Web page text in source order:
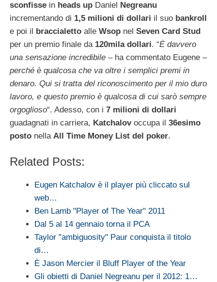
sconfisse in heads up Daniel Negreanu
incrementando di 1,5 milioni di dollari il suo bankroll
e poi il braccialetto alle Wsop nel Seven Card Stud
per un premio finale da 120mila dollari. “È davvero
una sensazione incredibile – ha commentato Eugene –
perché è qualcosa che va oltre i semplici premi in
denaro. Qui si tratta del riconoscimento per il mio duro
lavoro, e questo premio è qualcosa di cui sarò sempre
orgoglioso“. Adesso, con i 7 milioni di dollari
guadagnati in carriera, Katchalovoccupa il 36esimo
posto nella All Time Money List del poker.
Related Posts:
Eugen Katchalov è il player più cliccato sul
web…
Ben Lamb "Player of The Year" 2011
Dal 5 al 14 gennaio torna il PCA
Taylor "ambiguosity" Paur conquista il titolo
di…
È Jason Mercier il Bluff Player of the Year
Gli obietti di Daniel Negreanu per il 2012: 1…